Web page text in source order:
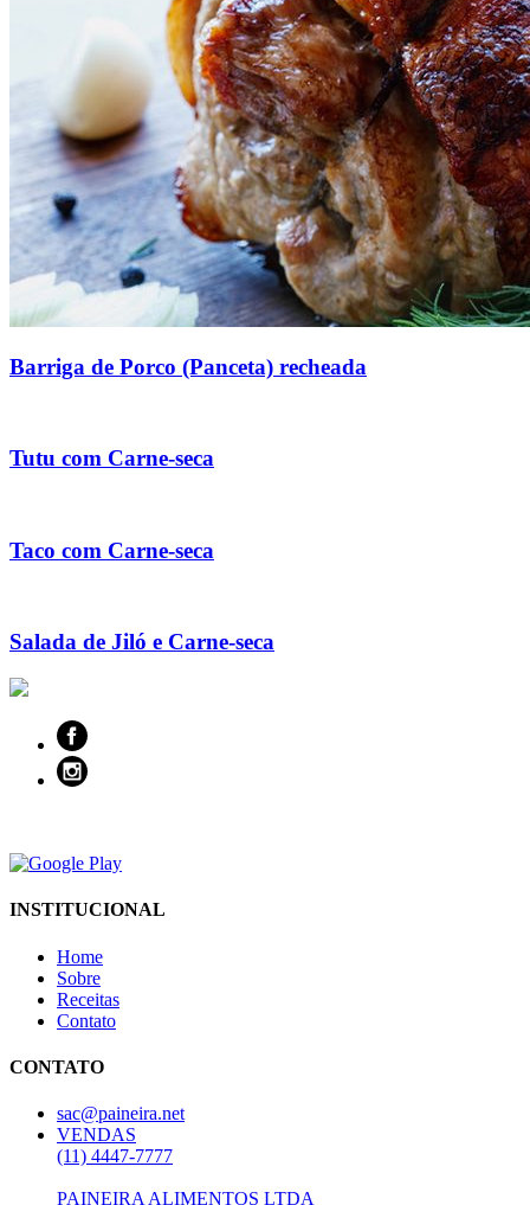
Barriga de Porco (Panceta) recheada
Tutu com Carne-seca
Taco com Carne-seca
Salada de Jiló e Carne-seca
INSTITUCIONAL
Home
Sobre
Receitas
Contato
CONTATO
sac@paineira.net
VENDAS
(11) 4447-7777
PAINEIRA ALIMENTOS LTDA